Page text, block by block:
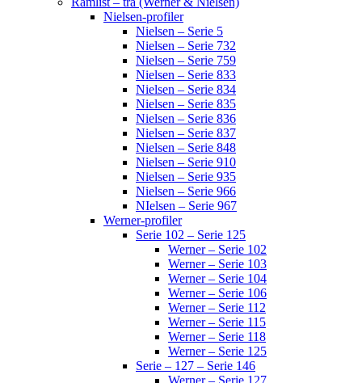
Nielsen-profiler
Nielsen – Serie 5
Nielsen – Serie 732
Nielsen – Serie 759
Nielsen – Serie 833
Nielsen – Serie 834
Nielsen – Serie 835
Nielsen – Serie 836
Nielsen – Serie 837
Nielsen – Serie 848
Nielsen – Serie 910
Nielsen – Serie 935
Nielsen – Serie 966
NIelsen – Serie 967
Werner-profiler
Serie 102 – Serie 125
Werner – Serie 102
Werner – Serie 103
Werner – Serie 104
Werner – Serie 106
Werner – Serie 112
Werner – Serie 115
Werner – Serie 118
Werner – Serie 125
Serie – 127 – Serie 146
Werner – Serie 127